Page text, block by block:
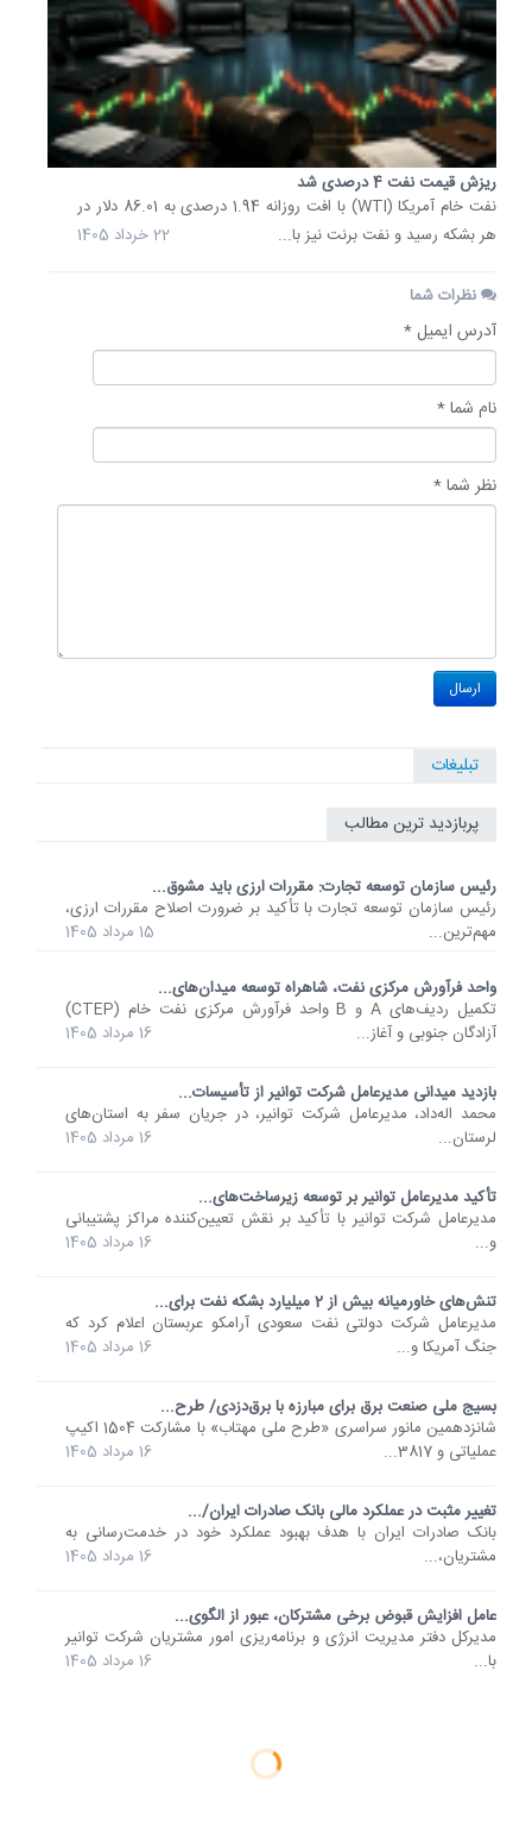
ریزش قیمت نفت 4 درصدی شد
نفت خام آمریکا (WTI) با افت روزانه 1.94 درصدی به 86.01 دلار در
هر بشکه رسید و نفت برنت نیز با...
22 خرداد 1405
نظرات شما
آدرس ایمیل *
نام شما *
نظر شما *
تبلیغات
پربازدید ترین مطالب
رئیس سازمان توسعه تجارت: مقررات ارزی باید مشوق...
رئیس سازمان توسعه تجارت با تأکید بر ضرورت اصلاح مقررات ارزی،
مهم‌ترین...
15 مرداد 1405
واحد فرآورش مرکزی نفت، شاهراه توسعه میدان‌های...
تکمیل ردیف‌های A و B واحد فرآورش مرکزی نفت خام (CTEP)
آزادگان جنوبی و آغاز...
16 مرداد 1405
بازدید میدانی مدیرعامل شرکت توانیر از تأسیسات...
محمد اله‌داد، مدیرعامل شرکت توانیر، در جریان سفر به استان‌های
لرستان...
16 مرداد 1405
تأکید مدیرعامل توانیر بر توسعه زیرساخت‌های...
مدیرعامل شرکت توانیر با تأکید بر نقش تعیین‌کننده مراکز پشتیبانی
و...
16 مرداد 1405
تنش‌های خاورمیانه بیش از 2 میلیارد بشکه نفت برای...
مدیرعامل شرکت دولتی نفت سعودی آرامکو عربستان اعلام کرد که
جنگ آمریکا و...
16 مرداد 1405
بسیج ملی صنعت برق برای مبارزه با برق‌دزدی/ طرح...
شانزدهمین مانور سراسری «طرح ملی مهتاب» با مشارکت 1504 اکیپ
عملیاتی و 3817...
16 مرداد 1405
تغییر مثبت در عملکرد مالی بانک صادرات ایران/...
​بانک صادرات ایران با هدف بهبود عملکرد خود در خدمت‌رسانی به
مشتریان،...
16 مرداد 1405
عامل افزایش قبوض برخی مشترکان، عبور از الگوی...
مدیرکل دفتر مدیریت انرژی و برنامه‌ریزی امور مشتریان شرکت توانیر
با...
16 مرداد 1405